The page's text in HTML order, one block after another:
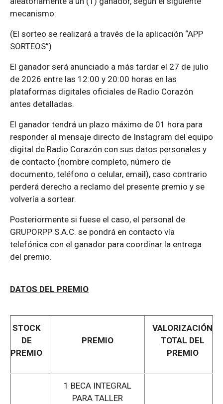
mecanismo:
(El sorteo se realizará a través de la aplicación “APP
SORTEOS”)
El ganador será anunciado a más tardar el 27 de julio
de 2026 entre las 12:00 y 20:00 horas en las
plataformas digitales oficiales de Radio Corazón
antes detalladas.
El ganador tendrá un plazo máximo de 01 hora para
responder al mensaje directo de Instagram del equipo
digital de Radio Corazón con sus datos personales y
de contacto (nombre completo, número de
documento, teléfono o celular, email), caso contrario
perderá derecho a reclamo del presente premio y se
volvería a sortear.
Posteriormente si fuese el caso, el personal de
GRUPORPP S.A.C. se pondrá en contacto vía
telefónica con el ganador para coordinar la entrega
del premio.
DATOS DEL PREMIO
STOCK
DE
PREMIO
PREMIO
VALORIZACIÓN
TOTAL DEL
PREMIO
1 BECA INTEGRAL
PARA TALLER